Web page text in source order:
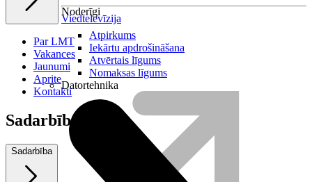
Viedtelevīzija
Noderīgi
Atpirkums
Iekārtu apdrošināšana
Atvērtais līgums
Nomaksas līgums
Datortehnika
Par LMT
Vakances
Jaunumi
Aprite
Kontakti
Sadarbība
Sadarbība